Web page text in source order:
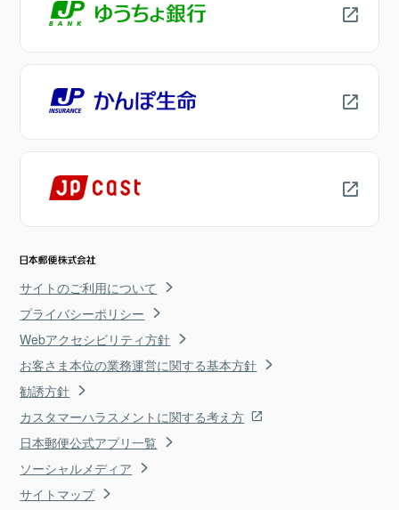
サイトのご利用について
プライバシーポリシー
Webアクセシビリティ方針
お客さま本位の業務運営に関する基本方針
勧誘方針
カスタマーハラスメントに関する考え方
日本郵便公式アプリ一覧
ソーシャルメディア
サイトマップ